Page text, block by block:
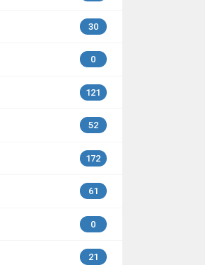
30
0
121
52
172
61
0
21